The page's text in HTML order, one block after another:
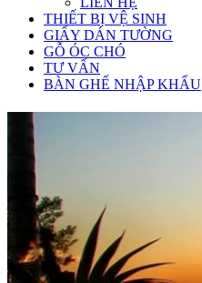
THIẾT BỊ VỆ SINH
GIẤY DÁN TƯỜNG
GỖ ÓC CHÓ
TƯ VẤN
BÀN GHẾ NHẬP KHẨU